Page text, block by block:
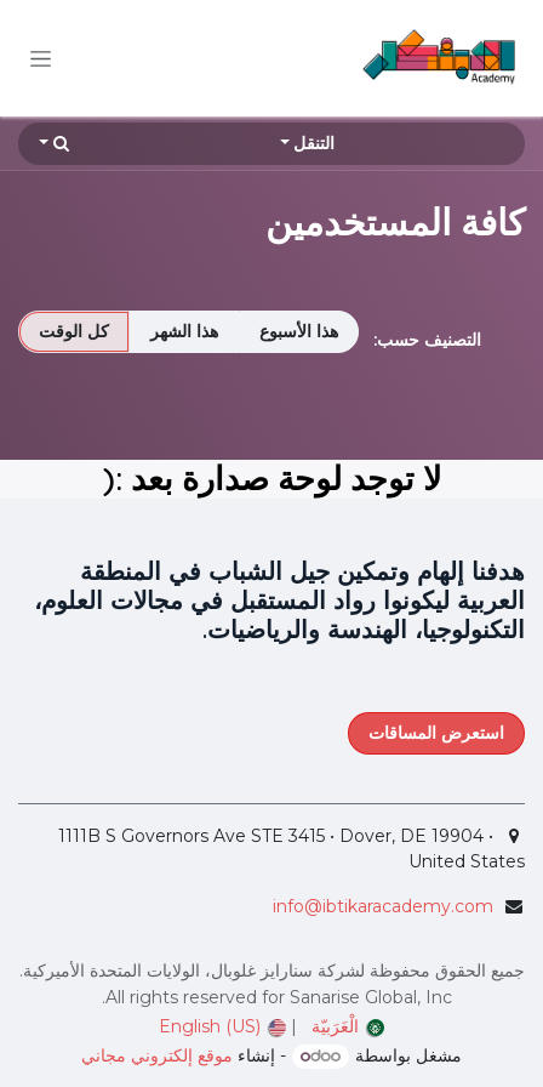
التنقل
كافة المستخدمين
التصنيف حسب: هذا الأسبوع هذا الشهر كل الوقت
لا توجد لوحة صدارة بعد :(
هدفنا إلهام وتمكين جيل الشباب في المنطقة
العربية ليكونوا رواد المستقبل في مجالات العلوم،
التكنولوجيا، الهندسة والرياضيات.
استعرض المساقات
1111B S Governors Ave STE 3415 • Dover, DE 19904 •
United States
info@ibtikaracademy.com
جميع الحقوق محفوظة لشركة سنارايز غلوبال، الولايات المتحدة الأميركية.
All rights reserved for Sanarise Global, Inc.
الْعَرَبيّة
|
English (US)
مشغل بواسطة
- إنشاء موقع إلكتروني مجاني